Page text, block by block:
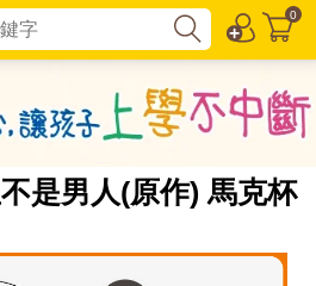
0
是男人(原作) 馬克杯